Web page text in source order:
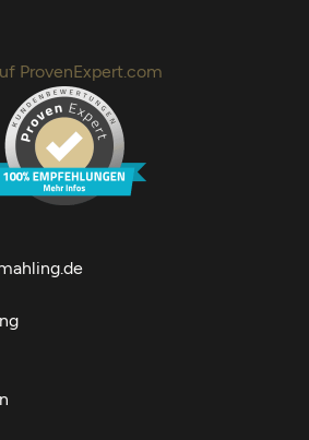
Marco Mahling GmbH &Co.KG
ProvenExpert.com